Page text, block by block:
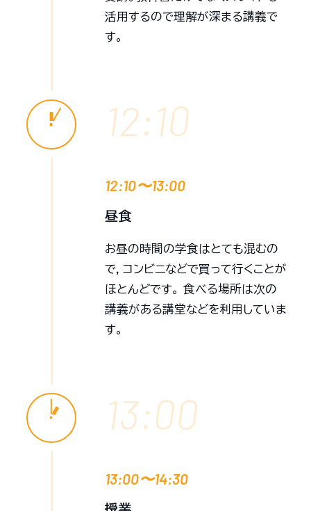
活用するので理解が深まる講義で
す。
12:10
12:10〜13:00
昼食
お昼の時間の学食はとても混むの
で，コンビニなどで買って行くことが
ほとんどです。 食べる場所は次の
講義がある講堂などを利用していま
す。
13:00
13:00〜14:30